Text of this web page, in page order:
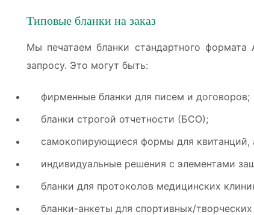
Типовые бланки на заказ
Мы печатаем бланки стандартного
запросу. Это могут быть:
фирменные бланки для писем и договоров;
бланки строгой отчетности (БСО);
самокопирующиеся формы для квитанций,
индивидуальные решения с элементами
бланки для протоколов медицинских
бланки-анкеты для спортивных/